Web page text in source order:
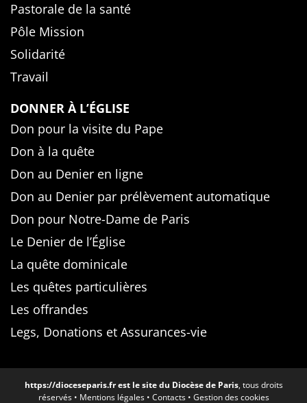
Pastorale de la santé
Pôle Mission
Solidarité
Travail
DONNER À L’ÉGLISE
Don pour la visite du Pape
Don à la quête
Don au Denier en ligne
Don au Denier par prélèvement automatique
Don pour Notre-Dame de Paris
Le Denier de l’Église
La quête dominicale
Les quêtes particulières
Les offrandes
Legs, Donations et Assurances-vie
https://dioceseparis.frest le site du Diocèse de Paris, tous droits
réservés • Mentions légales• Contacts• Gestion des cookies